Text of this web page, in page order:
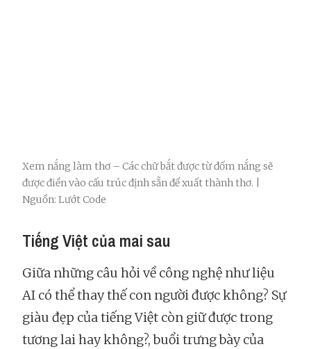
Xem nắng làm thơ – Các chữ bắt được từ đốm nắng sẽ
được điền vào cấu trúc định sẵn để xuất thành thơ. |
Nguồn: Lướt Code
Tiếng Việt của mai sau
Giữa những câu hỏi về công nghệ như liệu
AI có thể thay thế con người được không? Sự
giàu đẹp của tiếng Việt còn giữ được trong
tương lai hay không?, buổi trưng bày của